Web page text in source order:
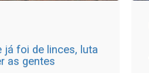
já foi de linces, luta
as gentes